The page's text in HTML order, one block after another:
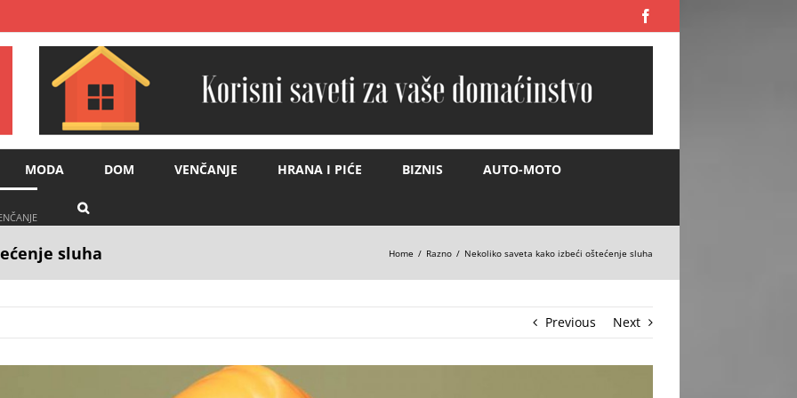
MODA DOM VENČANJE HRANA I PIĆE BIZNIS
AUTO-MOTO
sluha Home Razno Nekoliko saveta kako izbeći oštećenje sluha
Previous Next